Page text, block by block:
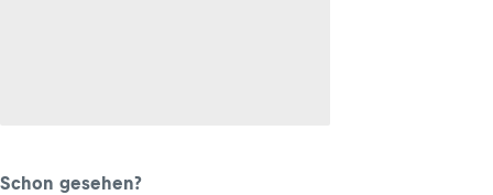
Schon gesehen?